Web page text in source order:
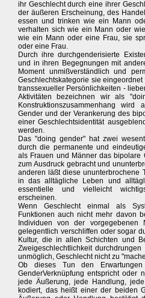
ihr Geschlecht durch eine ihrer
der äußeren Erscheinung, des
essen und trinken wie ein Mann
verhalten sich wie ein Mann oder
wie ein Mann oder eine Frau, sie
oder eine Frau.
Durch ihre durchgenderisierte
und in ihren Begegnungen mit
Moment unmißverständlich und
Geschlechtskategorie sie
transsexueller Persönlichkeiten -
Aktivitäten bezeichnen wir als
Konstruktionszusammenhang
Gender und der Verankerung des
einer Geschlechtsidentität
werden.
Das "doing gender" hat zwei
durch die permanente und
als Frauen und Männer das bipolare
zum Ausdruck gebracht und
anderen läßt diese ununterbrochene
in das alltägliche Leben und
essentielle und vielleicht
erscheinen.
Wenn Geschlecht einmal als
Funktionen auch nicht mehr davon
Individuen von der vorgegebenen
gelegentlich verschliffen oder sogar
Kultur, die in allen Schichten und
Zweigeschlechtlichkeit
unmöglich, Geschlecht nicht zu
Ob dieses Tun den
GenderVerknüpfung entspricht oder
jede Äußerung, jede Handlung,
kodiert, das heißt einer der beiden